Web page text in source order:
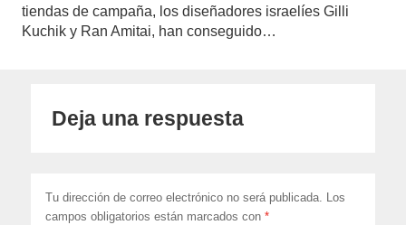
tiendas de campaña, los diseñadores israelíes Gilli
Kuchik y Ran Amitai, han conseguido…
Deja una respuesta
Tu dirección de correo electrónico no será publicada. Los
campos obligatorios están marcados con*